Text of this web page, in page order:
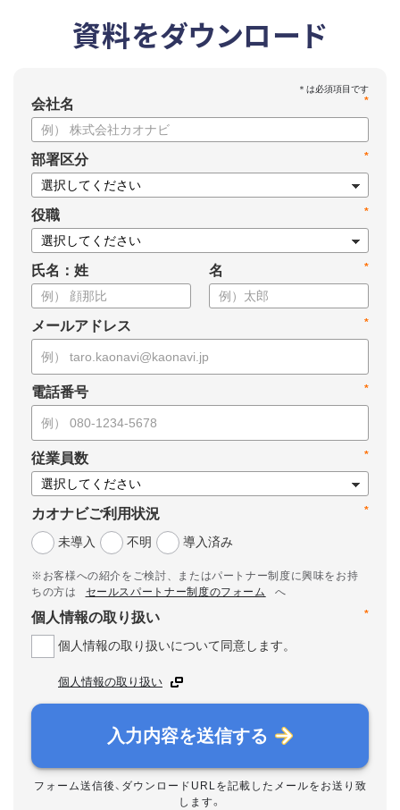
資料をダウンロード
*
会社名
*
部署区分
*
役職
氏名：姓 *
名
*
メールアドレス
*
電話番号
*
従業員数
*
カオナビご利用状況
未導入
不明 導入済み
※お客様への紹介をご検討、またはパートナー制度に興味をお持
ちの方は
セールスパートナー制度のフォーム
へ
*
個人情報の取り扱い
個人情報の取り扱いについて同意します。
個人情報の取り扱い
入力内容を送信する
フォーム送信後、ダウンロードURLを記載したメールをお送り致
します。